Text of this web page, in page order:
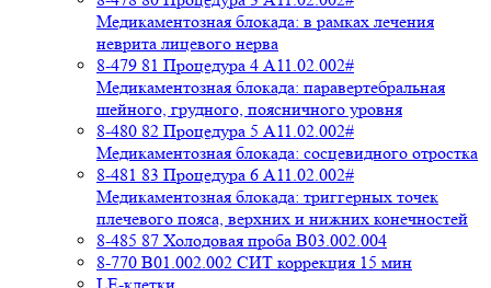
Медикаментозная блокада: в рамках лечения
неврита лицевого нерва
8-479 81 Процедура 4 A11.02.002#
Медикаментозная блокада: паравертебральная
шейного, грудного, поясничного уровня
8-480 82 Процедура 5 A11.02.002#
Медикаментозная блокада: сосцевидного отростка
8-481 83 Процедура 6 A11.02.002#
Медикаментозная блокада: триггерных точек
плечевого пояса, верхних и нижних конечностей
8-485 87 Холодовая проба В03.002.004
8-770 B01.002.002 СИТ коррекция 15 мин